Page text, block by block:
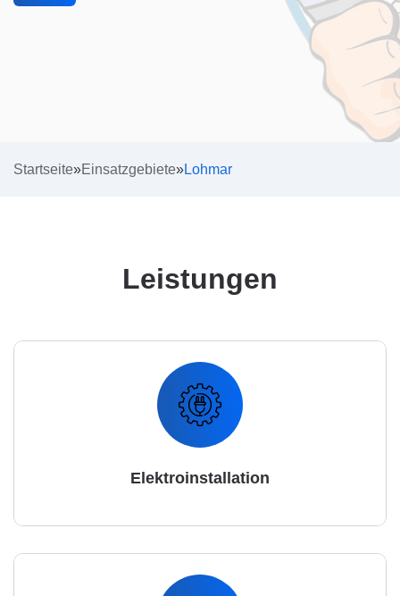
Startseite»Einsatzgebiete»Lohmar
Leistungen
Elektroinstallation